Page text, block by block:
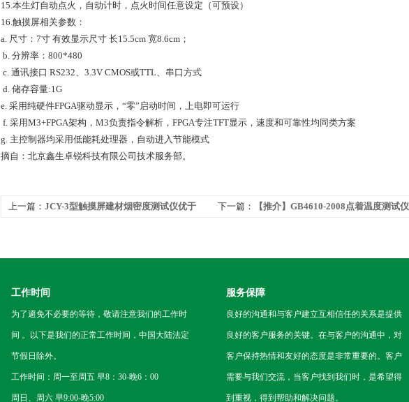
15.本生灯自动点火，自动计时，点火时间任意设定（可预设）
16.触摸屏相关参数：
a. 尺寸：7寸 有效显示尺寸 长15.5cm 宽8.6cm；
b. 分辨率：800*480
c. 通讯接口 RS232、3.3V CMOS或TTL、串口方式
d. 储存容量:1G
e. 采用纯硬件FPGA驱动显示，“零”启动时间，上电即可运行
f. 采用M3+FPGA架构，M3负责指令解析，FPGA专注TFT显示，速度和可靠性均同类方案
g. 主控制器均采用低能耗处理器，自动进入节能模式
摘自：北京鑫生卓锐科技有限公司技术服务部。
上一篇： JCY-3型触摸屏建材烟密度测试仪优于
下一篇：
【推介】GB4610-2008点着温度测试仪
工作时间
为了避免不必要的等待，敬请注意我们的工作时
间 。以下是我们的正常工作时间，中国大陆法定
节假日除外。
工作时间：周一至周五 早8：30-晚6：00
周日、周六 早9:00-晚5:00
服务保障
良好的沟通和与客户建立互相信任的关系是提供
良好的客户服务的关键。在与客户的沟通中，对
客户保持热情和友好的态度是非常重要的。客户
需要与我们交流，当客户找到我们时，是希望得
到重视，得到帮助和解决问题。